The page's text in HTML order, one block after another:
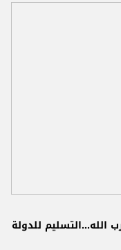
الله...التسليم للدولة